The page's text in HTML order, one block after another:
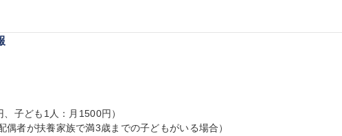
子ども1人：月1500円）
者が扶養家族で満3歳までの子どもがいる場合）